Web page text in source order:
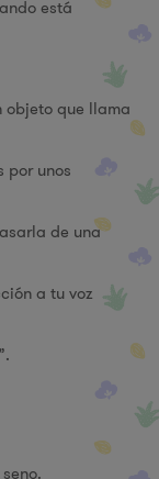
está
objeto que llama
por unos
de una
a tu voz